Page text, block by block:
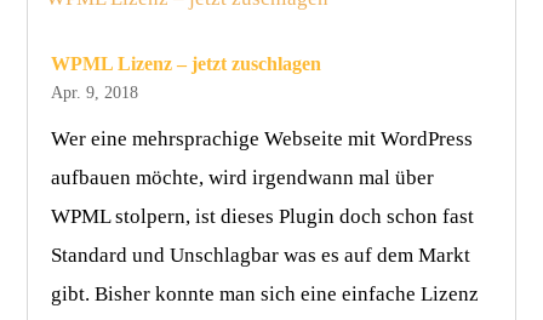
WPML Lizenz – jetzt zuschlagen
Apr. 9, 2018
Wer eine mehrsprachige Webseite mit WordPress
aufbauen möchte, wird irgendwann mal über
WPML stolpern, ist dieses Plugin doch schon fast
Standard und Unschlagbar was es auf dem Markt
gibt. Bisher konnte man sich eine einfache Lizenz